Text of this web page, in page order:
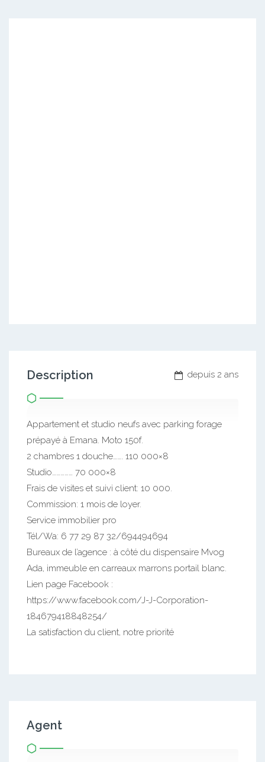
depuis 2 ans
Description
Appartement et studio neufs avec parking forage
prépayé à Emana. Moto 150f.
2 chambres 1 douche……. 110 000×8
Studio…………… 70 000×8
Frais de visites et suivi client: 10 000.
Commission: 1 mois de loyer.
Service immobilier pro
Tél/Wa: 6 77 29 87 32/694494694
Bureaux de l’agence : à côté du dispensaire Mvog
Ada, immeuble en carreaux marrons portail blanc.
Lien page Facebook :
https://www.facebook.com/J-J-Corporation-
184679418848254/
La satisfaction du client, notre priorité
Agent